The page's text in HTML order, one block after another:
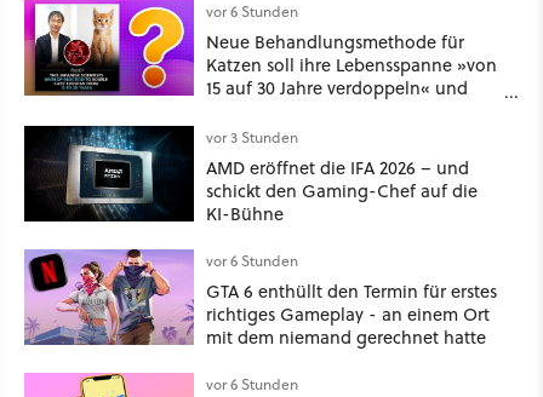
vor 6 Stunden
Neue Behandlungsmethode für
Katzen soll ihre Lebensspanne »von
15 auf 30 Jahre verdoppeln« und
kritisch damit auseinander
vor 3 Stunden
AMD eröffnet die IFA 2026 – und
schickt den Gaming-Chef auf die
KI-Bühne
vor 6 Stunden
GTA 6 enthüllt den Termin für erstes
richtiges Gameplay - an einem Ort
mit dem niemand gerechnet hatte
vor 6 Stunden